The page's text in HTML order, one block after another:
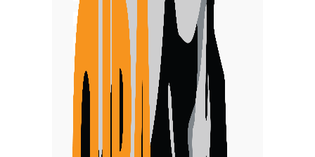
alojamiento
Hospedajes
Restaurantes
Hosterías
Alfajores